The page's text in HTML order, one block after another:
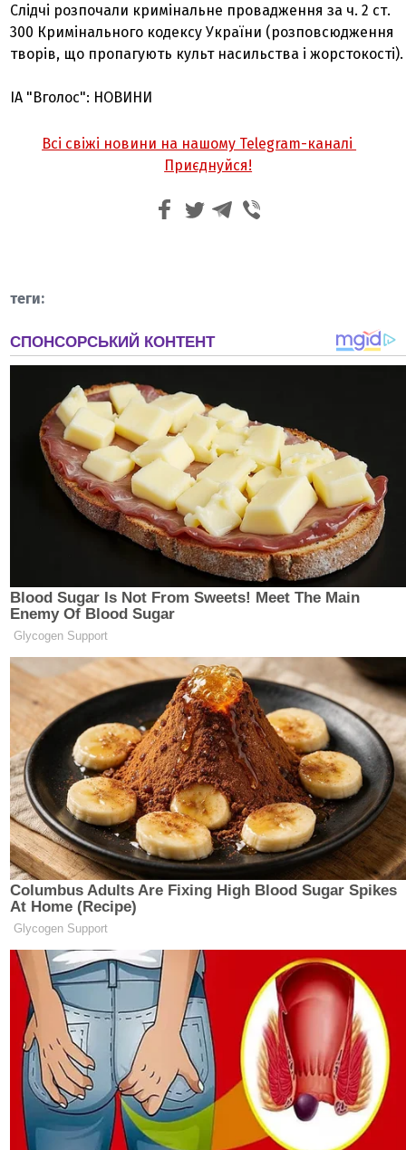
Слідчі розпочали кримінальне провадження за ч. 2 ст.
300 Кримінального кодексу України (розповсюдження
творів, що пропагують культ насильства і жорстокості).
ІА "Вголос": НОВИНИ
Всі свіжі новини на нашому Telegram-каналі
Приєднуйся!